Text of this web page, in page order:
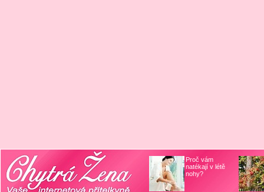
Proč vám
natékají v létě
nohy?